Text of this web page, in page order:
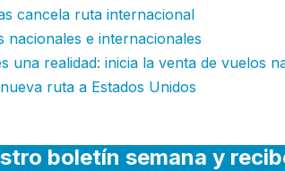
cancela ruta internacional
nacionales e internacionales
una realidad: inicia la venta de vuelos
ruta a Estados Unidos
boletín semana y